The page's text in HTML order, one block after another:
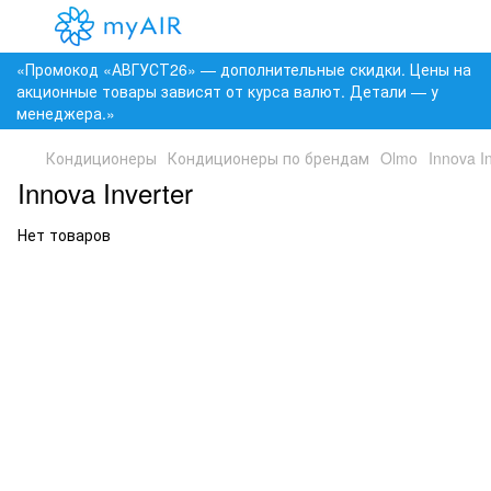
«Промокод «АВГУСТ26» — дополнительные скидки. Цены на
акционные товары зависят от курса валют. Детали — у
менеджера.»
Кондиционеры Кондиционеры по брендам Olmo Innova
Innova Inverter
Нет товаров